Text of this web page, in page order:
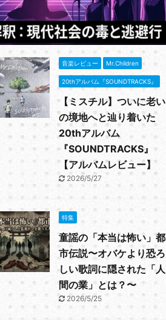
音楽レビュー Mr.Children
20thアルバム『SOUNDTRACKS』
【ミスチル】ついに老い
の境地へと辿り着いた
20thアルバム
『SOUNDTRACKS』
【アルバムレビュー】
2026/5/27
特集
童謡の「本当は怖い」都
市伝説〜オバケより恐ろ
しい歌詞に隠された「人
間の業」とは？〜
2026/5/25